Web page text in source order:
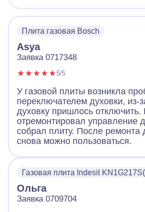
Плита газовая Bosch
Asya
Заявка 0717348
5/5
У газовой плиты возникла
переключателем духовки, из-
духовку пришлось отключить.
отремонтировал управление
собрал плиту. После ремонта
снова можно пользоваться.
Газовая плита Indesit
Ольга
Заявка 0709704